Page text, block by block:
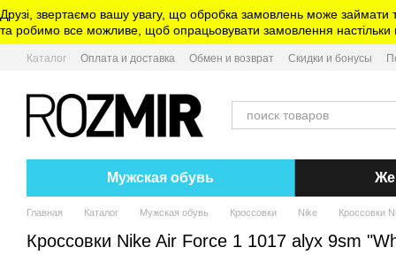
Перейти к основному контенту
Друзі, звертаємо вашу увагу, що обробка замовлень може займати
та робимо все можливе, щоб опрацьовувати замовлення настільки
Каталог Оплата и доставка Обмен и возврат Скидки и бонусы
Мужская обувь
Главная Каталог Мужская обувь Кроссовки Nike Кроссовки
Кроссовки Nike Air Force 1 1017 alyx 9sm